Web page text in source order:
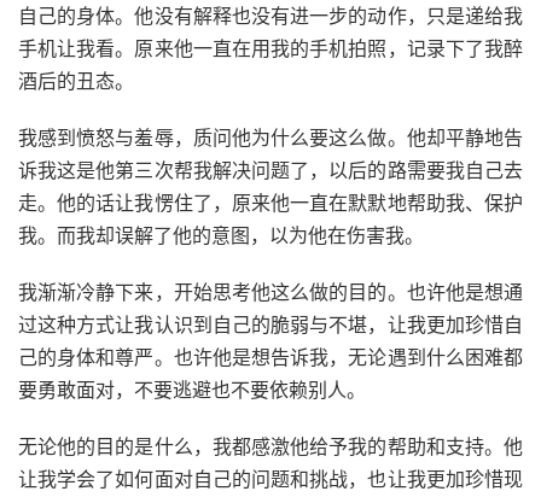
自己的身体。他没有解释也没有进一步的动作，只是递给我
手机让我看。原来他一直在用我的手机拍照，记录下了我醉
酒后的丑态。
我感到愤怒与羞辱，质问他为什么要这么做。他却平静地告
诉我这是他第三次帮我解决问题了，以后的路需要我自己去
走。他的话让我愣住了，原来他一直在默默地帮助我、保护
我。而我却误解了他的意图，以为他在伤害我。
我渐渐冷静下来，开始思考他这么做的目的。也许他是想通
过这种方式让我认识到自己的脆弱与不堪，让我更加珍惜自
己的身体和尊严。也许他是想告诉我，无论遇到什么困难都
要勇敢面对，不要逃避也不要依赖别人。
无论他的目的是什么，我都感激他给予我的帮助和支持。他
让我学会了如何面对自己的问题和挑战，也让我更加珍惜现